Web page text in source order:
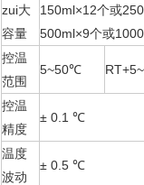
zui大
容量
150ml×12个或
500ml×9个或
控温
范围
5~50℃
控温
精度
± 0.1 ℃
温度
波动
± 0.5 ℃